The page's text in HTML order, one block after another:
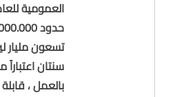
تسعون مليار
سنتان اعتباراً
بالعمل ،